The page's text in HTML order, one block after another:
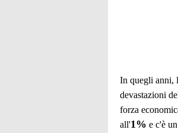
In quegli anni,
devastazioni
forza
all'1% e c'è